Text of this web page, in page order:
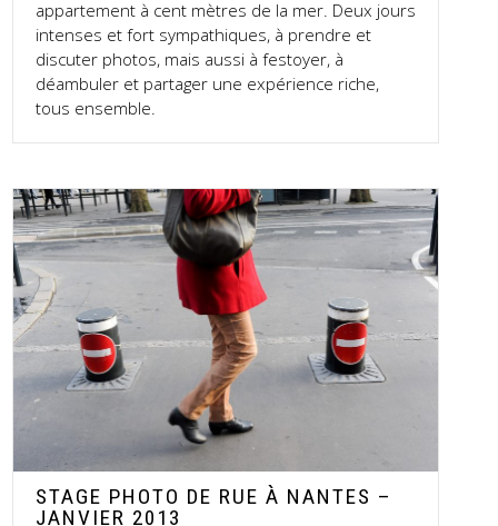
appartement à cent mètres de la mer. Deux jours
intenses et fort sympathiques, à prendre et
discuter photos, mais aussi à festoyer, à
déambuler et partager une expérience riche,
tous ensemble.
STAGE PHOTO DE RUE À NANTES –
JANVIER 2013